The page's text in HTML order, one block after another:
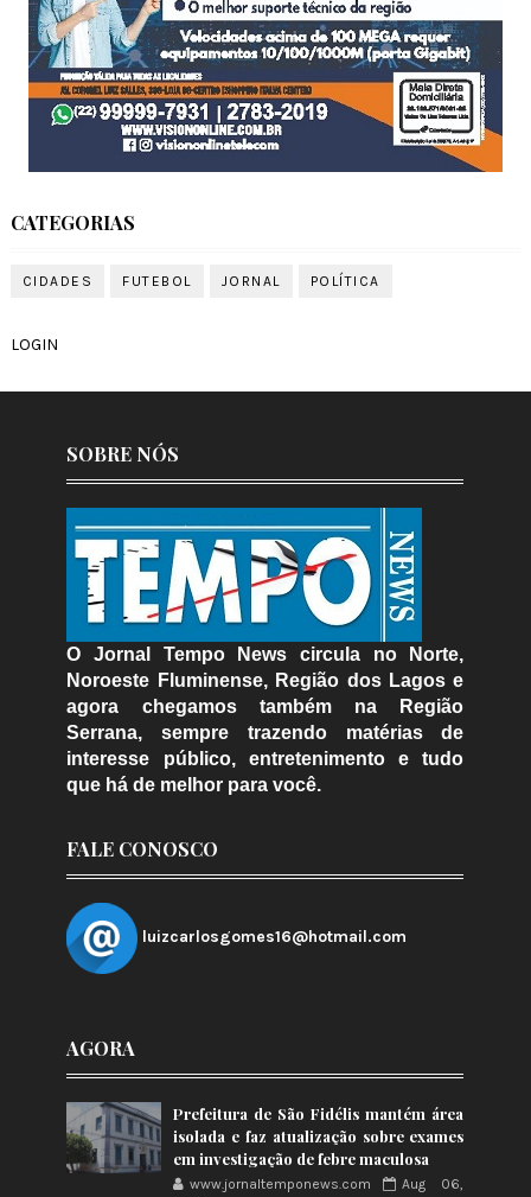
CATEGORIAS
CIDADES FUTEBOL JORNAL POLÍTICA
LOGIN
SOBRE NÓS
O Jornal Tempo News circula no Norte,
Noroeste Fluminense, Região dos Lagos e
agora chegamos também na Região
Serrana, sempre trazendo matérias de
interesse público, entretenimento e tudo
que há de melhor para você.
FALE CONOSCO
luizcarlosgomes16@hotmail.com
AGORA
Prefeitura de São Fidélis mantém área
isolada e faz atualização sobre exames
em investigação de febre maculosa
www.jornaltemponews.com
Aug 06,